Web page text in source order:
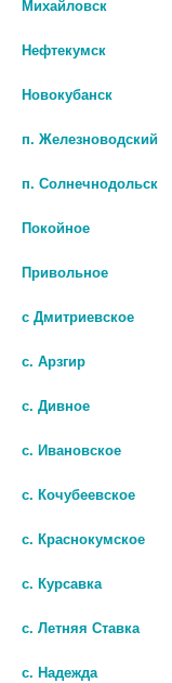
ПРОПЕЛЛЕР ПУР КАРБОН
УГОЛЬ 70МЛ. /АРТ,3625/
160 руб.
шт
В КОРЗИНУ
ПРОПЕЛЛЕР ПОР ВАКУУМ
САЛИЦИЛ. №6
Михайловск
Нефтекумск
Новокубанск
п. Железноводский
п. Солнечнодольск
Покойное
Привольное
с Дмитриевское
с. Арзгир
с. Дивное
с. Ивановское
с. Кочубеевское
с. Краснокумское
с. Курсавка
с. Летняя Ставка
с. Надежда